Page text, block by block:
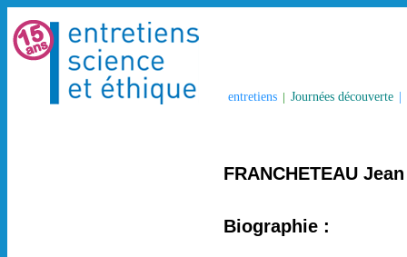
entretiens | Journées découverte
FRANCHETEAU Jean
Biographie :